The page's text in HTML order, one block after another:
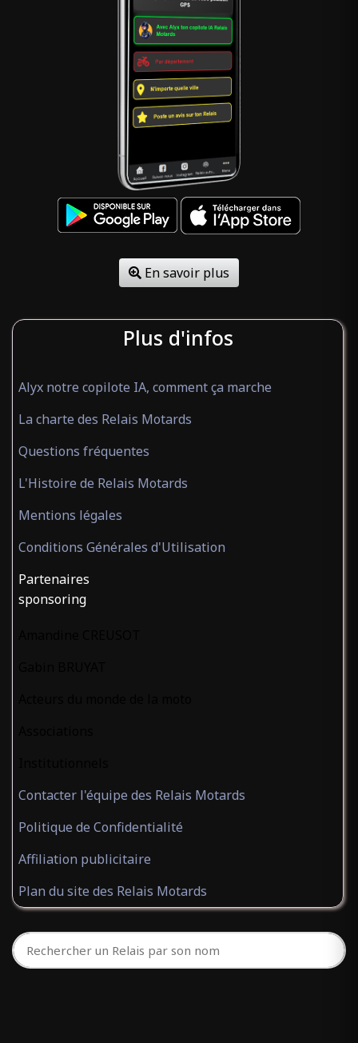
En savoir plus
Plus d'infos
Alyx notre copilote IA, comment ça marche
La charte des Relais Motards
Questions fréquentes
L'Histoire de Relais Motards
Mentions légales
Conditions Générales d'Utilisation
Partenaires
sponsoring
Contacter l'équipe des Relais Motards
Politique de Confidentialité
Affiliation publicitaire
Plan du site des Relais Motards